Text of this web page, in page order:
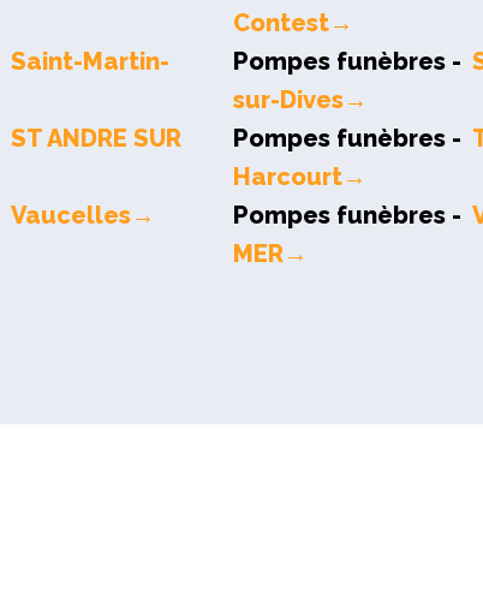
Contest→
Saint-Martin-
Pompes funèbres -
sur-Dives→
ST ANDRE SUR
Pompes funèbres -
Harcourt→
Vaucelles→ Pompes funèbres -
MER→